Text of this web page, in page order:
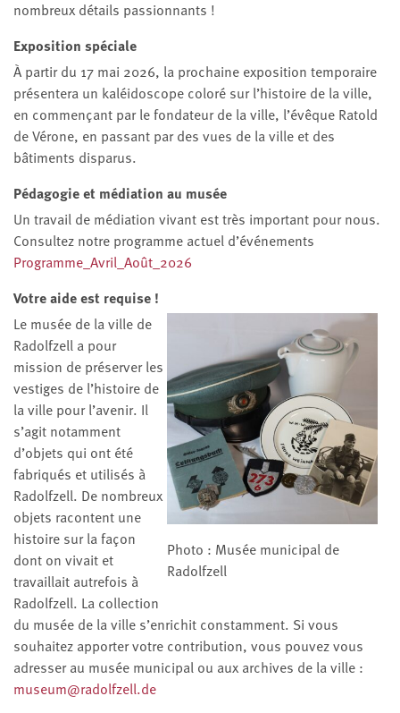
nombreux détails passionnants !
Exposition spéciale
À partir du 17 mai 2026, la prochaine exposition temporaire
présentera un kaléidoscope coloré sur l’histoire de la ville,
en commençant par le fondateur de la ville, l’évêque Ratold
de Vérone, en passant par des vues de la ville et des
bâtiments disparus.
Pédagogie et médiation au musée
Un travail de médiation vivant est très important pour nous.
Consultez notre programme actuel d’événements
Programme_Avril_Août_2026
Votre aide est requise !
Photo : Musée municipal de
Radolfzell
Le musée de la ville de
Radolfzell a pour
mission de préserver les
vestiges de l’histoire de
la ville pour l’avenir. Il
s’agit notamment
d’objets qui ont été
fabriqués et utilisés à
Radolfzell. De nombreux
objets racontent une
histoire sur la façon
dont on vivait et
travaillait autrefois à
Radolfzell. La collection
du musée de la ville s’enrichit constamment. Si vous
souhaitez apporter votre contribution, vous pouvez vous
adresser au musée municipal ou aux archives de la ville :
museum@radolfzell.de